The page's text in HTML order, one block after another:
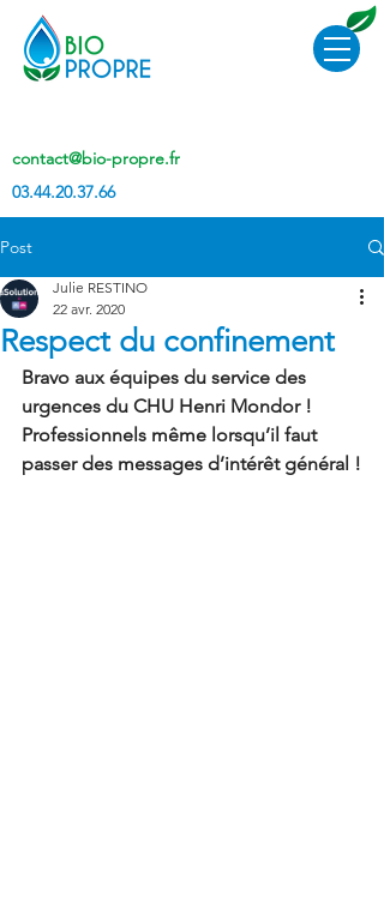
contact@bio-propre.fr
03.44.20.37.66
Post
Respect du confinement
Julie RESTINO
22 avr. 2020
Bravo aux équipes du service des
urgences du CHU Henri Mondor !
Professionnels même lorsqu’il faut
passer des messages d’intérêt général !